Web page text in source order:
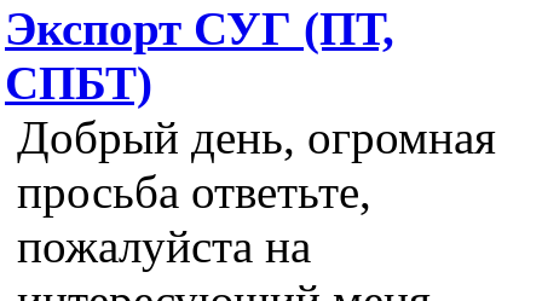
Экспорт СУГ (ПТ,
СПБТ)
Добрый день, огромная
просьба ответьте,
пожалуйста на